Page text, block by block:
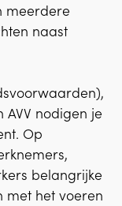
meerdere
naast
AVV nodigen je
Op
belangrijke
met het voeren